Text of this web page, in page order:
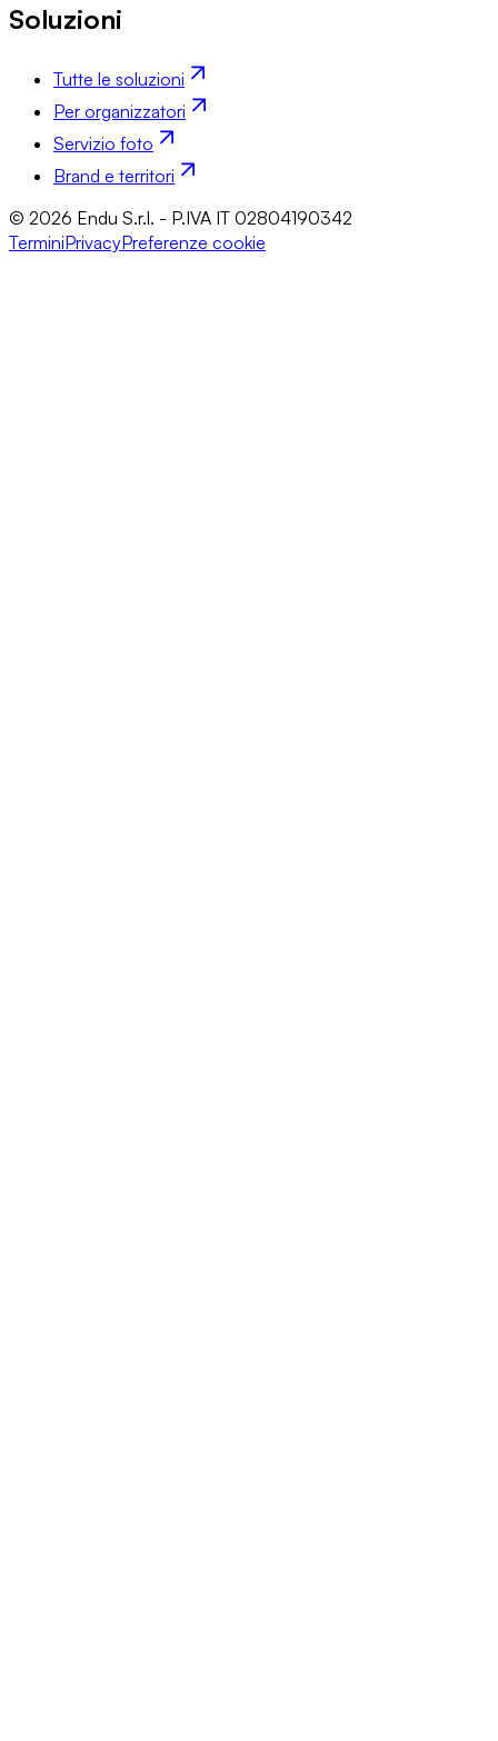
Soluzioni
Tutte le soluzioni
Per organizzatori
Servizio foto
Brand e territori
© 2026 Endu S.r.l. - P.IVA IT 02804190342
TerminiPrivacyPreferenze cookie